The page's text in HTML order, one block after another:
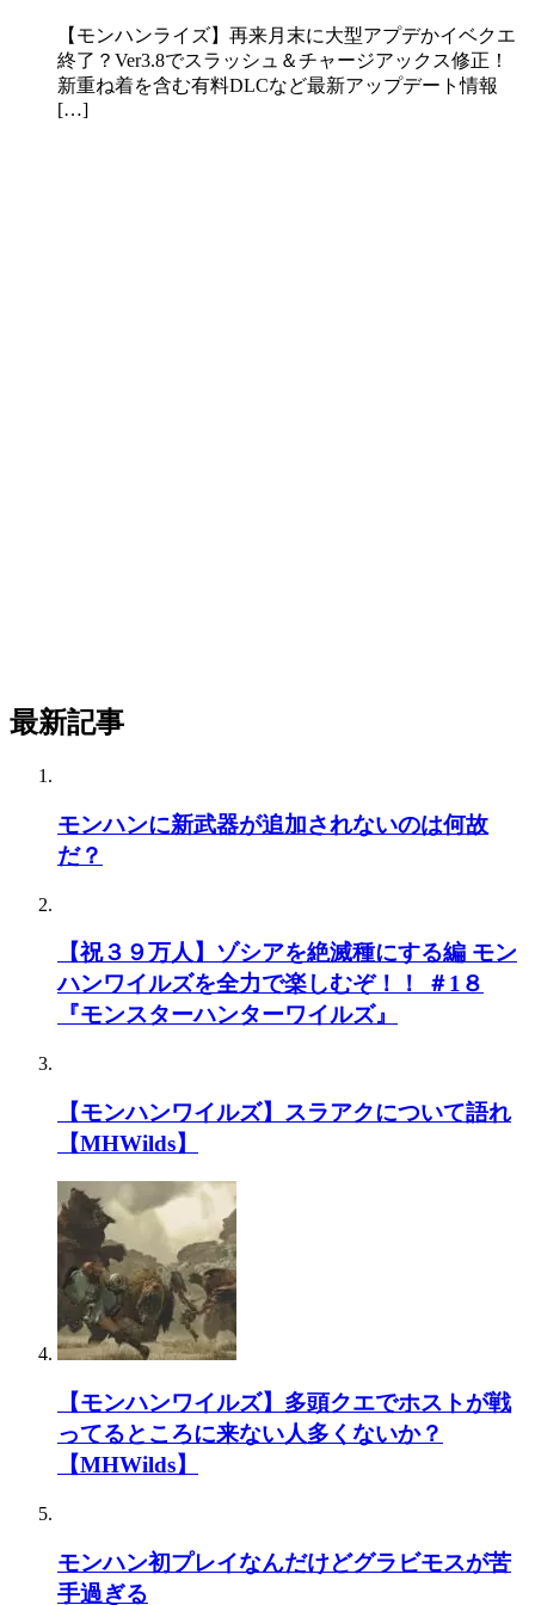
【モンハンライズ】再来月末に大型アプデかイベクエ
終了？Ver3.8でスラッシュ＆チャージアックス修正！
新重ね着を含む有料DLCなど最新アップデート情報
[…]
最新記事
モンハンに新武器が追加されないのは何故
だ？
【祝３９万人】ゾシアを絶滅種にする編 モン
ハンワイルズを全力で楽しむぞ！！ ＃1８
『モンスターハンターワイルズ』
【モンハンワイルズ】スラアクについて語れ
【MHWilds】
【モンハンワイルズ】多頭クエでホストが戦
ってるところに来ない人多くないか？
【MHWilds】
モンハン初プレイなんだけどグラビモスが苦
手過ぎる